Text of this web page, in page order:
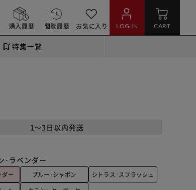
購入履歴 閲覧履歴 お気に入り LOG IN CART
特集一覧
1～3日以内発送
･ラベンダー
ダー ブルー･シャボン
シトラス･スプラッシュ